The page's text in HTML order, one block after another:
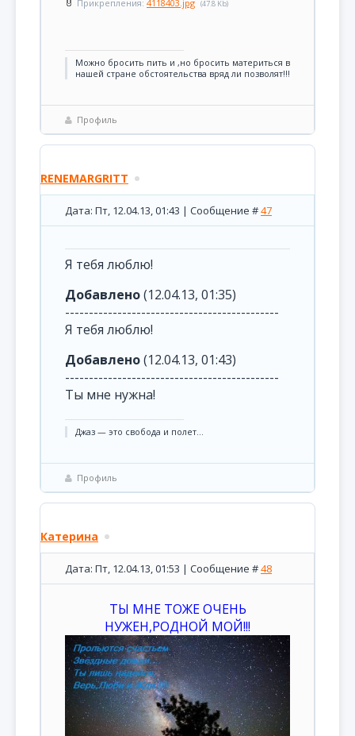
Прикрепления: 4118403.jpg (47.8 Kb)
Можно бросить пить и ,но бросить материться в
нашей стране обстоятельства вряд ли позволят!!!
Профиль
RENEMARGRITT
Дата: Пт, 12.04.13, 01:43 | Сообщение #47
Я тебя люблю!
Добавлено(12.04.13, 01:35)
---------------------------------------------
Я тебя люблю!
Добавлено(12.04.13, 01:43)
---------------------------------------------
Ты мне нужна!
Джаз — это свобода и полет...
Профиль
Катерина
Дата: Пт, 12.04.13, 01:53 | Сообщение #48
ТЫ МНЕ ТОЖЕ ОЧЕНЬ
НУЖЕН,РОДНОЙ МОЙ!!!